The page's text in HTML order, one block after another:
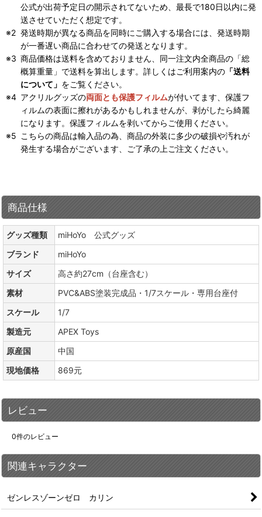
公式が出荷予定日の開示されてないため、最長で180日以内に発
送させていただく想定です。
発送時期が異なる商品を同時にご購入する場合には、発送時期
が一番遅い商品に合わせての発送となります。
商品価格は送料を含めておりません、同一注文内全商品の「総
概算重量」で送料を算出します。詳しくはご利用案内の 「送料
について」 をご覧ください。
アクリルグッズの両面とも保護フィルムが付いてます、保護フ
ィルムの表面に擦れがあるかもしれませんが、剥がしたら綺麗
になります。保護フィルムを剥いてからご使用ください。
こちらの商品は輸入品の為、商品の外装に多少の破損や汚れが
発生する場合がございます、ご了承の上ご注文ください。
商品仕様
グッズ種類
miHoYo 公式グッズ
ブランド
miHoYo
サイズ
高さ約27cm（台座含む）
素材
PVC&ABS塗装完成品・1/7スケール・専用台座付
スケール
1/7
製造元
APEX Toys
原産国
中国
現地価格
869元
レビュー
0件のレビュー
関連キャラクター
ゼンレスゾーンゼロ カリン